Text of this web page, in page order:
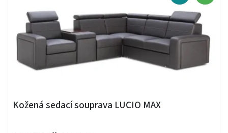
Kožená sedací souprava LUCIO MAX